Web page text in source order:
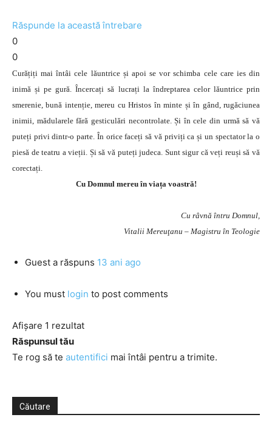
Răspunde la această întrebare
0
0
Curățiți mai întâi cele lăuntrice și apoi se vor schimba cele care ies din
inimă și pe gură. Încercați să lucrați la îndreptarea celor lăuntrice prin
smerenie, bună intenție, mereu cu Hristos în minte și în gând, rugăciunea
inimii, mădularele fără gesticulări necontrolate. Și în cele din urmă să vă
puteți privi dintr-o parte. În orice faceți să vă priviți ca și un spectator la o
piesă de teatru a vieții. Și să vă puteți judeca. Sunt sigur că veți reuși să vă
corectați.
Cu Domnul mereu în viața voastră!
Cu râvnă întru Domnul,
Vitalii Mereuţanu – Magistru în Teologie
Guest a răspuns 13 ani ago
You must login to post comments
Afișare 1 rezultat
Răspunsul tău
Te rog să te autentifici mai întâi pentru a trimite.
Căutare